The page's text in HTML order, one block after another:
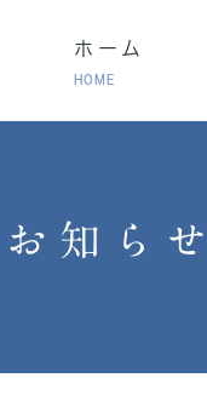
ホーム
HOME
成人の長引く咳
（COPD）・在宅酸
お知らせ